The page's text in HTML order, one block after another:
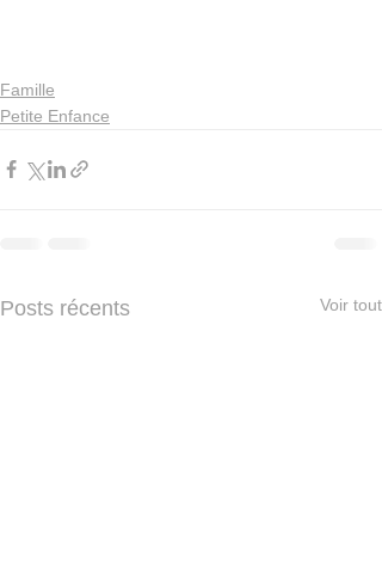
Famille
Petite Enfance
Posts récents Voir tout